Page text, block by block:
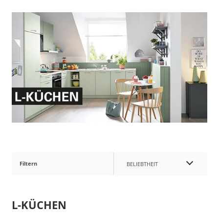
Filtern BELIEBTHEIT
L-KÜCHEN